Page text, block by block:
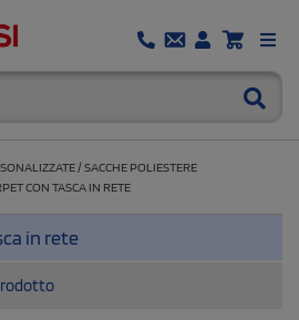
/SACCHE POLIESTERE
CON TASCA IN RETE
in rete